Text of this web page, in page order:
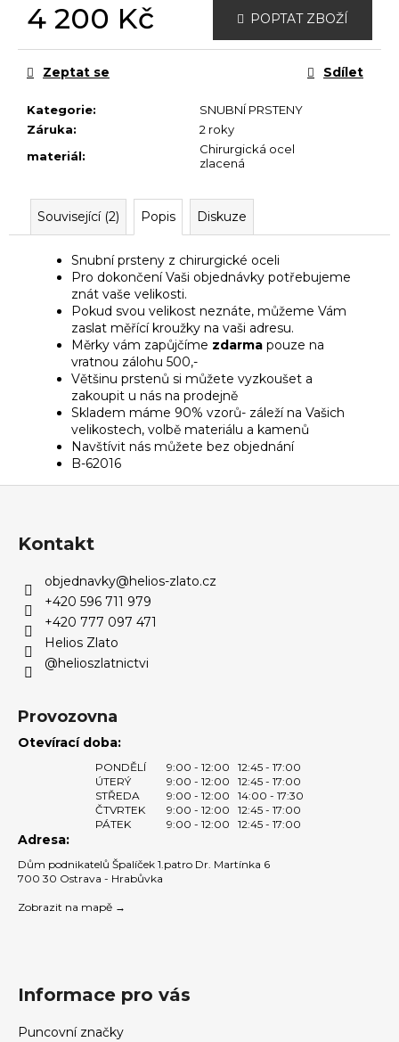
4 200 Kč POPTAT ZBOŽÍ
Kategorie:
SNUBNÍ PRSTENY
Záruka:
2 roky
materiál:
Chirurgická ocel
zlacená
Zeptat se Sdílet
Související (2) Popis Diskuze
Snubní prsteny z chirurgické oceli
Pro dokončení Vaši objednávky potřebujeme
znát vaše velikosti.
Pokud svou velikost neznáte, můžeme Vám
zaslat měřící kroužky na vaši adresu.
Měrky vám zapůjčíme zdarma pouze na
vratnou zálohu 500,-
Většinu prstenů si můžete vyzkoušet a
zakoupit u nás na prodejně
Skladem máme 90% vzorů- záleží na Vašich
velikostech, volbě materiálu a kamenů
Navštívit nás můžete bez objednání
B-62016
Kontakt
objednavky@helios-zlato.cz
+420 596 711 979
+420 777 097 471
Helios Zlato
@helioszlatnictvi
Provozovna
Otevírací doba:
PONDĚLÍ 9:00 - 12:00
12:45 - 17:00
ÚTERÝ
9:00 - 12:00
12:45 - 17:00
STŘEDA
9:00 - 12:00
14:00 - 17:30
ČTVRTEK
9:00 - 12:00
12:45 - 17:00
PÁTEK
9:00 - 12:00 12:45 - 17:00
Adresa:
Dům podnikatelů Špalíček 1.patro Dr. Martínka 6
700 30 Ostrava - Hrabůvka
Zobrazit na mapě →
Informace pro vás
Puncovní značky